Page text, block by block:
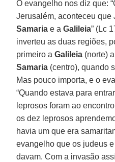
O evangelho nos diz que:
Jerusalém, aconteceu que
Samaria e aGalileia” (Lc
inverteu as duas regiões,
primeiro aGalileia (norte)
Samaria (centro), quando
Mas pouco importa, e o
“Quando estava para
leprosos foram ao
os dez leprosos
havia um que era
evangelho que os judeus
davam. Com a invasão